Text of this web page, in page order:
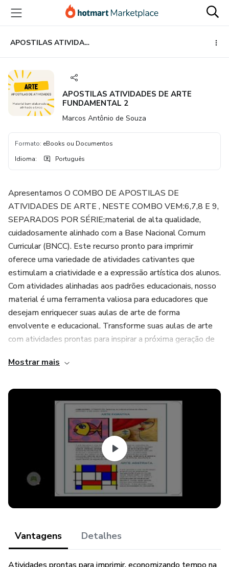
para
conteúdo
principal
para
pagamento
para
rodapé
APOSTILAS ATIVIDADES DE ARTE FUNDAMENTAL 2
APOSTILAS ATIVIDADES DE ARTE
FUNDAMENTAL 2
Marcos Antônio de Souza
Formato: eBooks ou Documentos
Idioma: Português
Apresentamos O COMBO DE APOSTILAS DE
ATIVIDADES DE ARTE , NESTE COMBO VEM:6,7,8 E 9,
SEPARADOS POR SÉRIE;material de alta qualidade,
cuidadosamente alinhado com a Base Nacional Comum
Curricular (BNCC). Este recurso pronto para imprimir
oferece uma variedade de atividades cativantes que
estimulam a criatividade e a expressão artística dos alunos.
Com atividades alinhadas aos padrões educacionais, nosso
material é uma ferramenta valiosa para educadores que
desejam enriquecer suas aulas de arte de forma
envolvente e educacional. Transforme suas aulas de arte
com atividades prontas para inspirar a próxima geração de
• PATRIMONIO MATERIAL E IMATERIAL
• ARTE E TECNOLOGIA
• DESIGN DE GAMES
• OBRAS DE ARTE E O FOLCLORE BRASILEIRO
7º ANO TEMAS:
• ARTE E LITERATURA DE CORDEL
Mostrar mais
Vantagens Detalhes